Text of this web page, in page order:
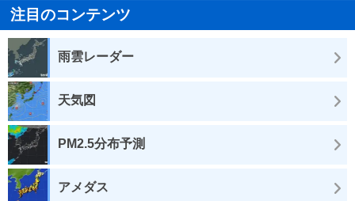
注目のコンテンツ
雨雲レーダー
天気図
PM2.5分布予測
アメダス